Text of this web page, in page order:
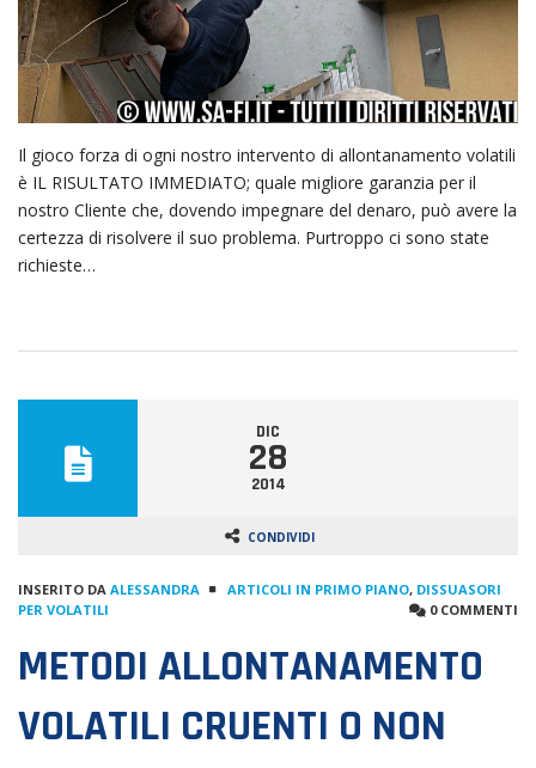
Il gioco forza di ogni nostro intervento di allontanamento volatili
è IL RISULTATO IMMEDIATO; quale migliore garanzia per il
nostro Cliente che, dovendo impegnare del denaro, può avere la
certezza di risolvere il suo problema. Purtroppo ci sono state
richieste…
DIC
28
2014
CONDIVIDI
INSERITO DA ALESSANDRA ARTICOLI IN PRIMO PIANO, DISSUASORI
PER VOLATILI
0 COMMENTI
METODI ALLONTANAMENTO
VOLATILI CRUENTI O NON